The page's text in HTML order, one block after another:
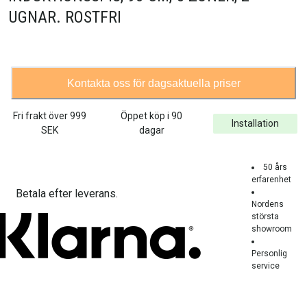
UGNAR. ROSTFRI
Kontakta oss för dagsaktuella priser
Fri frakt över999
SEK
Öppet köp i 90
dagar
Installation
Betala efter leverans.
50 års
erfarenhet
Nordens
största
showroom
Personlig
service